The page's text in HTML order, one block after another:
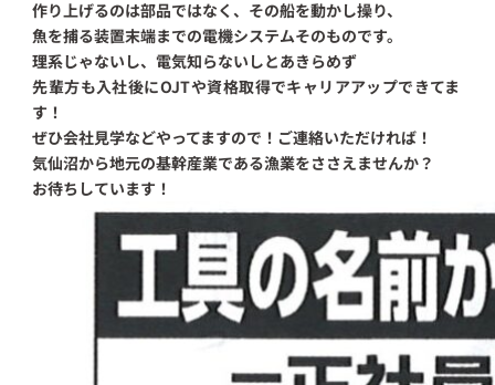
作り上げるのは部品ではなく、その船を動かし操り、
魚を捕る装置末端までの電機システムそのものです。
理系じゃないし、電気知らないしとあきらめず
先輩方も入社後にOJTや資格取得でキャリアアップできてま
す！
ぜひ会社見学などやってますので！ご連絡いただければ！
気仙沼から地元の基幹産業である漁業をささえませんか？
お待ちしています！